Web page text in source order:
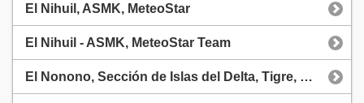
El Nihuil, ASMK, MeteoStar
El Nihuil - ASMK, MeteoStar Team
El Nonono, Sección de Islas del Delta, Tigre, Meteostar